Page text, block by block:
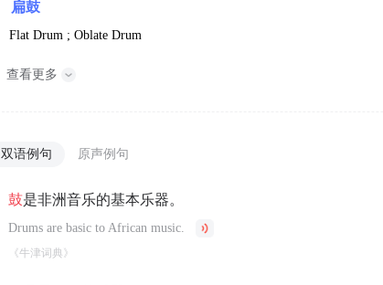
扁鼓
Flat Drum ; Oblate Drum
查看更多
双语例句 原声例句
鼓是非洲音乐的基本乐器。
Drums are basic to African music.
《牛津词典》